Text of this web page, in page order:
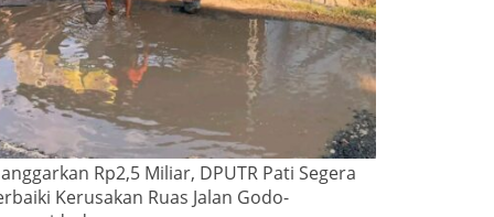
Rp2,5 Miliar, DPUTR Pati Segera
Kerusakan Ruas Jalan Godo-